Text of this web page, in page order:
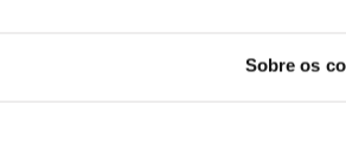
Sobre os